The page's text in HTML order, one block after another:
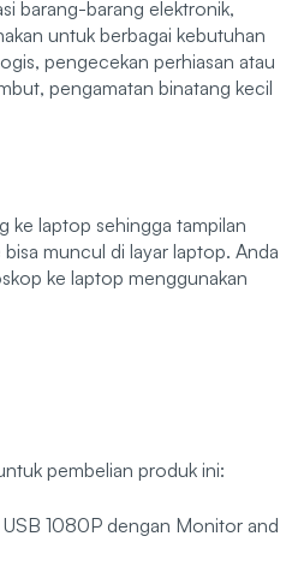
barang-barang elektronik,
untuk berbagai kebutuhan
pengecekan perhiasan atau
pengamatan binatang kecil
ke laptop sehingga tampilan
muncul di layar laptop. Anda
ke laptop menggunakan
pembelian produk ini:
1080P dengan Monitor and